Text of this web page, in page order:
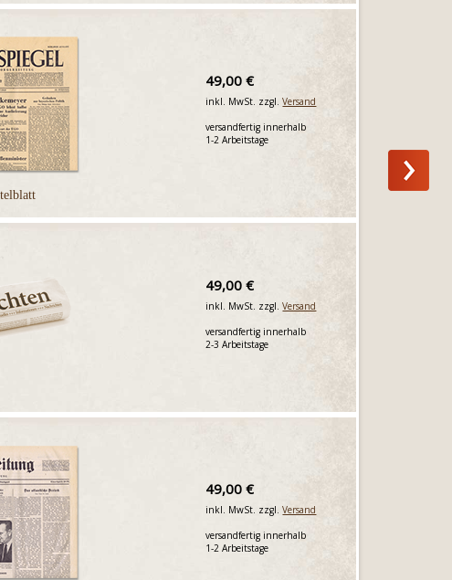
49,00 €
inkl. MwSt. zzgl.Versand
versandfertig innerhalb
1-2 Arbeitstage
49,00 €
inkl. MwSt. zzgl.Versand
versandfertig innerhalb
2-3 Arbeitstage
49,00 €
inkl. MwSt. zzgl.Versand
versandfertig innerhalb
1-2 Arbeitstage